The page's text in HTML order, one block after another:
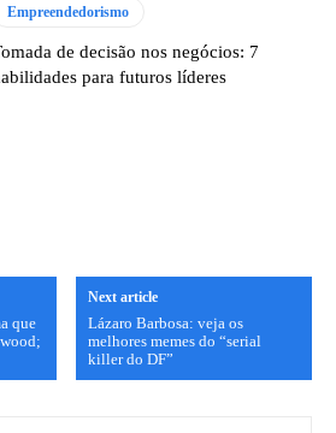
Empreendedorismo
de decisão nos negócios: 7
para futuros líderes
que
Next article
Lázaro Barbosa: veja os
melhores memes do “serial
killer do DF”